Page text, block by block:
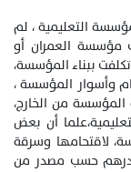
التعليمية ، لم
مؤسسة العمران أو
ببناء المؤسسة،
وأسوار المؤسسة ،
من الخارج،
أن بعض
لاقتحامها وسرقة
ومبلغ مالي قدر بحوالي 1500 درهم حسب مصدر من